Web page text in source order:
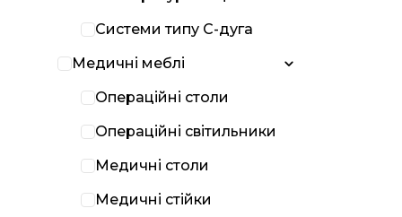
Системи типу С-дуга
Медичні меблі
Операційні столи
Операційні світильники
Медичні столи
Медичні стійки